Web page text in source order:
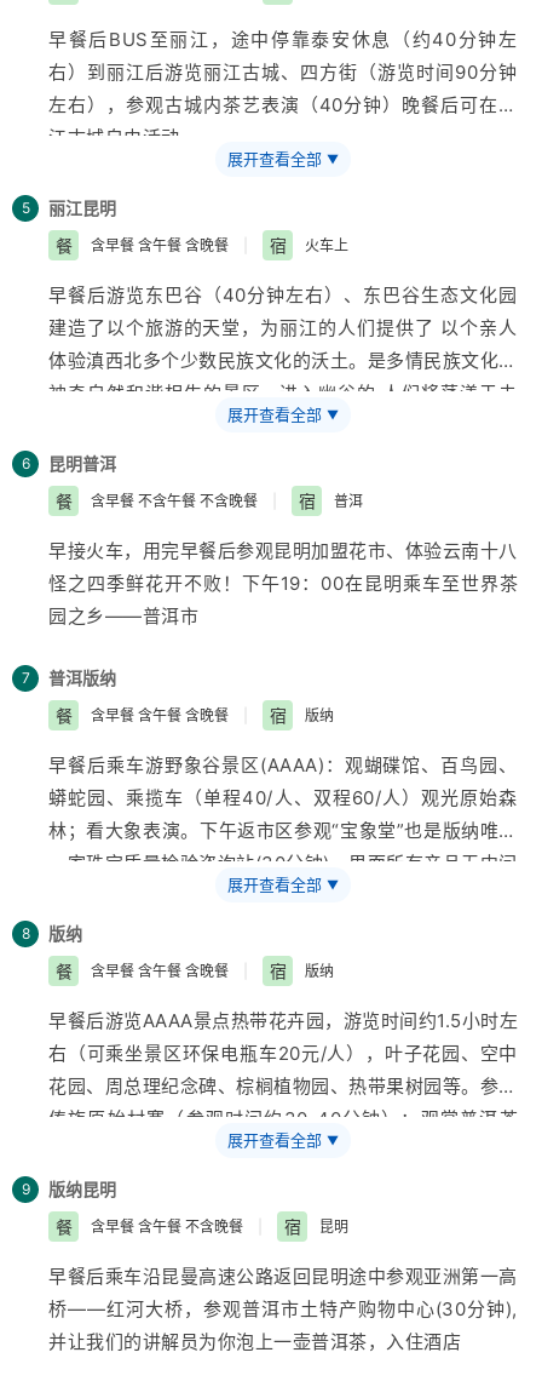
观看大理白族三道茶表演（游览时间240分钟左右）。
早餐后BUS至丽江，途中停靠泰安休息（约40分钟左
右）到丽江后游览丽江古城、四方街（游览时间90分钟
左右），参观古城内茶艺表演（40分钟）晚餐后可在丽
江古城自由活动
展开查看全部 ▼
5 丽江昆明
餐
含早餐 含午餐 含晚餐 宿 火车上
早餐后游览东巴谷（40分钟左右）、东巴谷生态文化园
建造了以个旅游的天堂，为丽江的人们提供了 以个亲人
体验滇西北多个少数民族文化的沃土。是多情民族文化与
神奇自然和谐相生的景区，进入幽谷的 人们将荡漾于未
受任何破坏的古树幽谷之中，全面接受民族文化的洗礼，
得到 极其美妙的享受。参观高原药材店或绿康生物开发
有限公司（参观时间40分钟左右），游览丽江玉泉公园
——黑龙潭（游览时间40分钟左右）；游览丽江古城的
孪生姐妹——束河古镇（游览时间60分钟）纳西族先民
在丽江的坝子上最早的聚居之地，“茶马古道”上保存最完
整的 重要集镇，纳西族从农耕文明乡商业文明过度的活
理，中途停靠泰安休息（休息时间40分钟左右）晚餐后
大理乘火车返回昆明
展开查看全部 ▼
6 昆明普洱
餐
含早餐 不含午餐 不含晚餐 宿 普洱
早接火车，用完早餐后参观昆明加盟花市、体验云南十八
怪之四季鲜花开不败！下午19：00在昆明乘车至世界茶
园之乡——普洱市
7 普洱版纳
餐
含早餐 含午餐 含晚餐 宿 版纳
早餐后乘车游野象谷景区(AAAA)：观蝴碟馆、百鸟园、
蟒蛇园、乘揽车（单程40/人、双程60/人）观光原始森
林；看大象表演。下午返市区参观“宝象堂”也是版纳唯一
一家珠宝质量检验咨询站(30分钟)，里面所有产品无中间
环节，确保物廉价美，接下来参观具有2500年历史的四
大民药之一的傣药“南药科技馆”(30分钟)了解傣药对各种
慢性病，及顽症的神奇疗效，稍作休息后用晚餐
展开查看全部 ▼
8
版纳
餐
含早餐 含午餐 含晚餐 宿 版纳
早餐后游览AAAA景点热带花卉园，游览时间约1.5小时左
右（可乘坐景区环保电瓶车20元/人），叶子花园、空中
花园、周总理纪念碑、棕榈植物园、热带果树园等。参观
傣族原始村寨（参观时间约30-40分钟）；观赏普洱茶
茶艺表演—独树成林（参观时间约20-30分钟）。下午游
览AAAA景点原始森林公园，游览时间约为3小时（可乘
坐景区环保电瓶车50元/人），百米浮雕、孔雀放飞、爱
伲山寨、参加具有当地民族特色的泼水狂欢、观赏九龙飞
瀑、少数民族乐器表演、漫步热带沟谷雨林。晚餐后可自
主参加大型篝火晚会—澜沧江、湄公河之夜（贵宾票280
元/人、甲票160元/人、演出时间为2小时左右）。
展开查看全部 ▼
9 版纳昆明
餐
含早餐 含午餐 不含晚餐 宿 昆明
早餐后乘车沿昆曼高速公路返回昆明途中参观亚洲第一高
桥——红河大桥，参观普洱市土特产购物中心(30分钟),
并让我们的讲解员为你泡上一壶普洱茶，入住酒店